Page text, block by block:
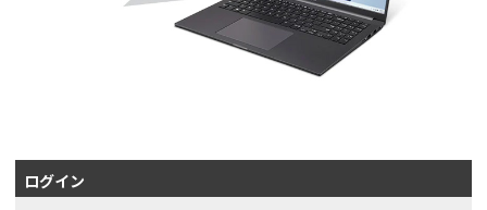
ログイン